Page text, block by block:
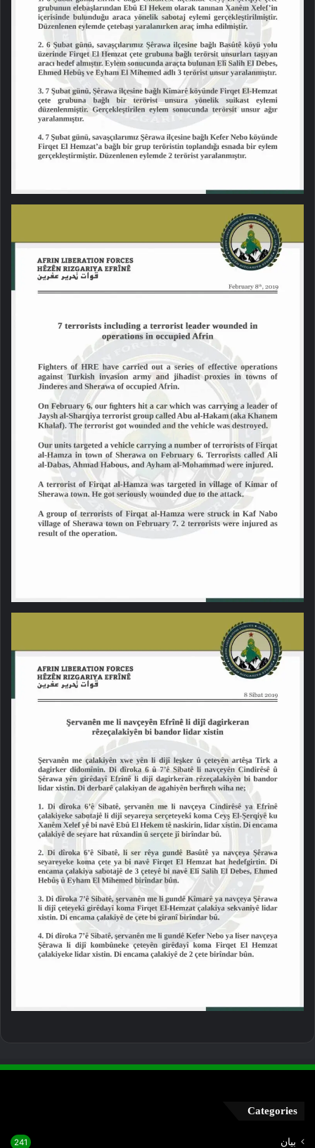
Categories
بيان 241